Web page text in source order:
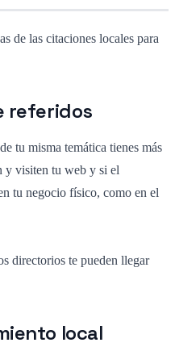
de las citaciones locales para
referidos
tu misma temática tienes más
y visiten tu web y si el
tu negocio físico, como en el
directorios te pueden llegar
local